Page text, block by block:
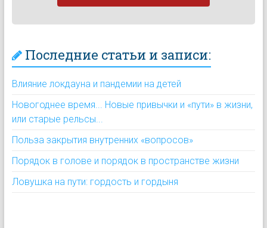
Последние статьи и записи:
Влияние локдауна и пандемии на детей
Новогоднее время... Новые привычки и «пути» в жизни,
или старые рельсы...
Польза закрытия внутренних «вопросов»
Порядок в голове и порядок в пространстве жизни
Ловушка на пути: гордость и гордыня